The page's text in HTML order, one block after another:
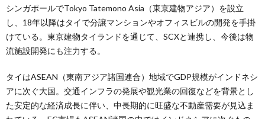
シンガポールでTokyo Tatemono Asia（東京建物アジア）を設立
し、18年以降はタイで分譲マンションやオフィスビルの開発を手掛
けている。東京建物タイランドを通じて、SCXと連携し、今後は物
流施設開発にも注力する。
タイはASEAN（東南アジア諸国連合）地域でGDP規模がインドネシ
アに次ぐ大国。交通インフラの発展や観光業の回復などを背景とし
た安定的な経済成長に伴い、中長期的に旺盛な不動産需要が見込ま